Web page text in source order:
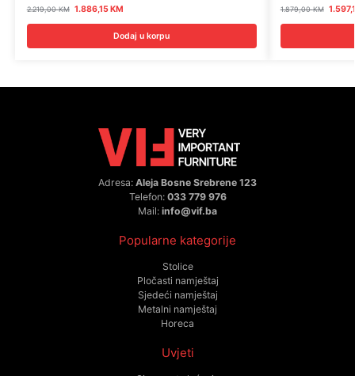
2.219,00KM 1.886,15KM
Dodaj u korpu
1.879,00KM
Adresa: Aleja Bosne Srebrene 123
Telefon: 033 779 976
Mail: info@vif.ba
Popularne kategorije
Stolice
Pločasti namještaj
Sjedeći namještaj
Metalni namještaj
Horeca
Uvjeti